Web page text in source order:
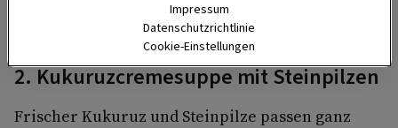
2. Kukuruzcremesuppe mit Steinpilzen
Frischer Kukuruz und Steinpilze passen ganz
Impressum
Datenschutzrichtlinie
Cookie-Einstellungen